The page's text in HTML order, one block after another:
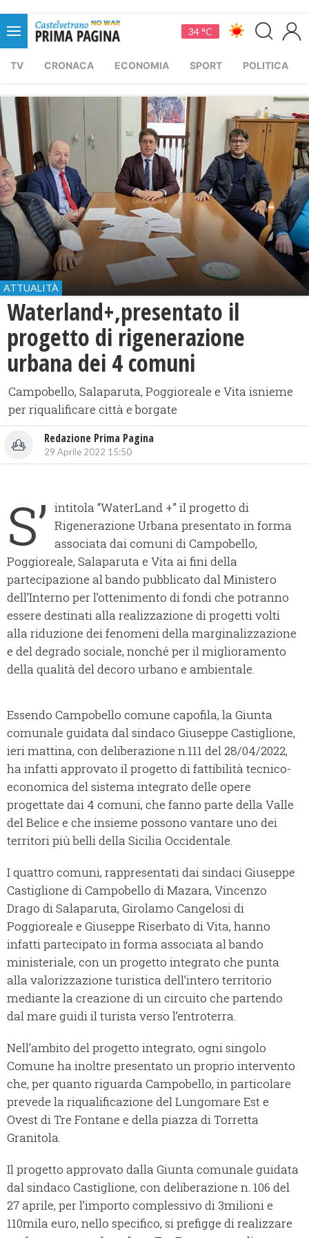
34 °C
TV CRONACA ECONOMIA SPORT POLITICA
ATTUALITÀ
Waterland+,presentato il
progetto di rigenerazione
urbana dei 4 comuni
Campobello, Salaparuta, Poggioreale e Vita isnieme
per riqualificare città e borgate
Redazione Prima Pagina
29 Aprile 2022 15:50
S’ intitola “WaterLand +” il progetto di
Rigenerazione Urbana presentato in forma
associata dai comuni di Campobello,
Poggioreale, Salaparuta e Vita ai fini della
partecipazione al bando pubblicato dal Ministero
dell’Interno per l’ottenimento di fondi che potranno
essere destinati alla realizzazione di progetti volti
alla riduzione dei fenomeni della marginalizzazione
e del degrado sociale, nonché per il miglioramento
della qualità del decoro urbano e ambientale.
Essendo Campobello comune capofila, la Giunta
comunale guidata dal sindaco Giuseppe Castiglione,
ieri mattina, con deliberazione n.111 del 28/04/2022,
ha infatti approvato il progetto di fattibilità tecnico-
economica del sistema integrato delle opere
progettate dai 4 comuni, che fanno parte della Valle
del Belice e che insieme possono vantare uno dei
territori più belli della Sicilia Occidentale.
I quattro comuni, rappresentati dai sindaci Giuseppe
Castiglione di Campobello di Mazara, Vincenzo
Drago di Salaparuta, Girolamo Cangelosi di
Poggioreale e Giuseppe Riserbato di Vita, hanno
infatti partecipato in forma associata al bando
ministeriale, con un progetto integrato che punta
alla valorizzazione turistica dell’intero territorio
mediante la creazione di un circuito che partendo
dal mare guidi il turista verso l’entroterra.
Nell’ambito del progetto integrato, ogni singolo
Comune ha inoltre presentato un proprio intervento
che, per quanto riguarda Campobello, in particolare
prevede la riqualificazione del Lungomare Est e
Ovest di Tre Fontane e della piazza di Torretta
Granitola.
Il progetto approvato dalla Giunta comunale guidata
dal sindaco Castiglione, con deliberazione n. 106 del
27 aprile, per l’importo complessivo di 3milioni e
110mila euro, nello specifico, si prefigge di realizzare